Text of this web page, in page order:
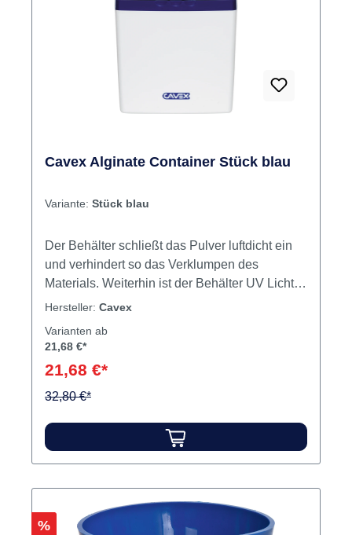
Cavex Alginate Container Stück blau
Variante: Stück blau
Der Behälter schließt das Pulver luftdicht ein
und verhindert so das Verklumpen des
Materials. Weiterhin ist der Behälter UV Licht
undurchlässig was bei Farbumschlag-
des Dosierlöffels am vorderen Behälterrand
verhindert. Luftdicht und lichtundurchlässig Für
Sicherung der Alginatqualität
langem Griff für leichte Pulverentnahme
Dosierlöffel am vorderen Innenrand des
Dosierlöffel an der Unterseite des Deckels
Maße: 15 x 15 x 18 cm Inhalt Container
Hersteller: Cavex
Varianten ab
21,68 €*
21,68 €*
32,80 €*
Rabatt
%